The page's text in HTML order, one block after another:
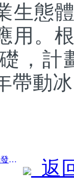
生態
用。
，計
帶動
前一篇：文化和旅游部：從供需兩端發力，引導文旅消費活動出行
返